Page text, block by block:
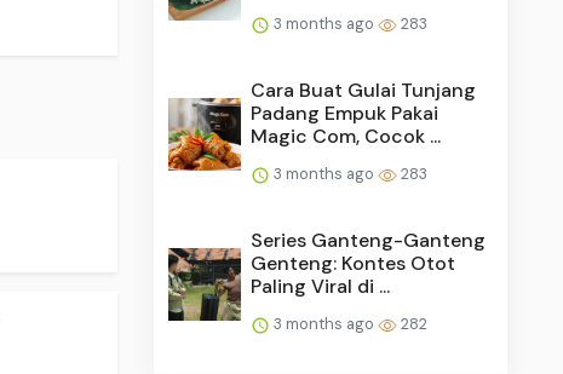
3 months ago 283
Cara Buat Gulai Tunjang
Padang Empuk Pakai
Magic Com, Cocok ...
3 months ago 283
Series Ganteng-Ganteng
Genteng: Kontes Otot
Paling Viral di ...
3 months ago 282